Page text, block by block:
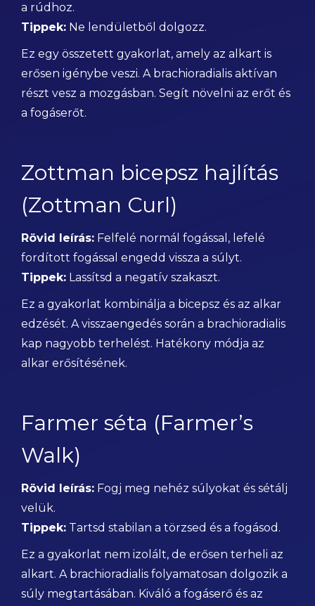
a rúdhoz.
Tippek: Ne lendületből dolgozz.
Ez egy összetett gyakorlat, amely az alkart is
erősen igénybe veszi. A brachioradialis aktívan
részt vesz a mozgásban. Segít növelni az erőt és
a fogáserőt.
Zottman bicepsz hajlítás
(Zottman Curl)
Rövid leírás: Felfelé normál fogással, lefelé
fordított fogással engedd vissza a súlyt.
Tippek: Lassítsd a negatív szakaszt.
Ez a gyakorlat kombinálja a bicepsz és az alkar
edzését. A visszaengedés során a brachioradialis
kap nagyobb terhelést. Hatékony módja az
alkar erősítésének.
Farmer séta (Farmer’s
Walk)
Rövid leírás: Fogj meg nehéz súlyokat és sétálj
velük.
Tippek: Tartsd stabilan a törzsed és a fogásod.
Ez a gyakorlat nem izolált, de erősen terheli az
alkart. A brachioradialis folyamatosan dolgozik a
súly megtartásában. Kiváló a fogáserő és az